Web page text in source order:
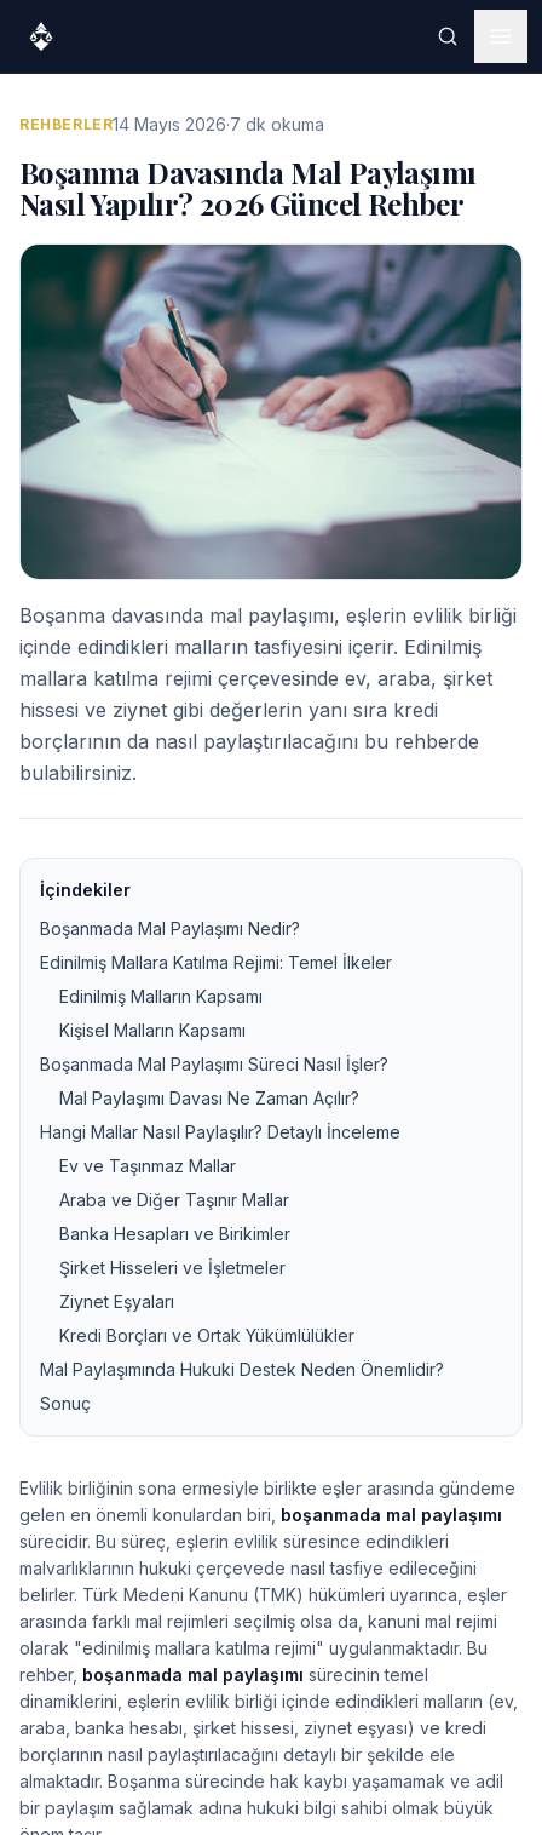
REHBERLER14 Mayıs 2026·7 dk okuma
Boşanma Davasında Mal Paylaşımı
Nasıl Yapılır? 2026 Güncel Rehber
Boşanma davasında mal paylaşımı, eşlerin evlilik birliği
içinde edindikleri malların tasfiyesini içerir. Edinilmiş
mallara katılma rejimi çerçevesinde ev, araba, şirket
hissesi ve ziynet gibi değerlerin yanı sıra kredi
borçlarının da nasıl paylaştırılacağını bu rehberde
bulabilirsiniz.
İçindekiler
Boşanmada Mal Paylaşımı Nedir?
Edinilmiş Mallara Katılma Rejimi: Temel İlkeler
Edinilmiş Malların Kapsamı
Kişisel Malların Kapsamı
Boşanmada Mal Paylaşımı Süreci Nasıl İşler?
Mal Paylaşımı Davası Ne Zaman Açılır?
Hangi Mallar Nasıl Paylaşılır? Detaylı İnceleme
Ev ve Taşınmaz Mallar
Araba ve Diğer Taşınır Mallar
Banka Hesapları ve Birikimler
Şirket Hisseleri ve İşletmeler
Ziynet Eşyaları
Kredi Borçları ve Ortak Yükümlülükler
Mal Paylaşımında Hukuki Destek Neden Önemlidir?
Sonuç
Evlilik birliğinin sona ermesiyle birlikte eşler arasında gündeme
gelen en önemli konulardan biri, boşanmada mal paylaşımı
sürecidir. Bu süreç, eşlerin evlilik süresince edindikleri
malvarlıklarının hukuki çerçevede nasıl tasfiye edileceğini
belirler. Türk Medeni Kanunu (TMK) hükümleri uyarınca, eşler
arasında farklı mal rejimleri seçilmiş olsa da, kanuni mal rejimi
olarak "edinilmiş mallara katılma rejimi" uygulanmaktadır. Bu
rehber, boşanmada mal paylaşımı sürecinin temel
dinamiklerini, eşlerin evlilik birliği içinde edindikleri malların (ev,
araba, banka hesabı, şirket hissesi, ziynet eşyası) ve kredi
borçlarının nasıl paylaştırılacağını detaylı bir şekilde ele
almaktadır. Boşanma sürecinde hak kaybı yaşamamak ve adil
bir paylaşım sağlamak adına hukuki bilgi sahibi olmak büyük